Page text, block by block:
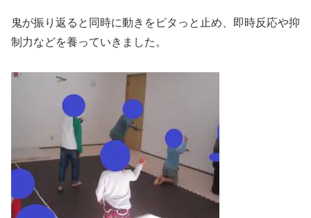
鬼が振り返ると同時に動きをピタっと止め、即時反応や抑
制力などを養っていきました。